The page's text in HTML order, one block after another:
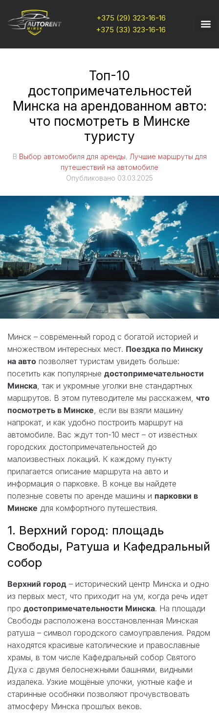
+375 (29) 323-16-16
+375 (33) 323-16-16
Топ-10
достопримечательностей
Минска на арендованном авто:
что посмотреть в Минске
туристу
В Выбор автомобиля для аренды, Лучшие маршруты для
путешествий на автомобиле
Опубликовано 03.03.2025
Минск – современный город с богатой историей и
множеством интересных мест. Поездка по Минску
на авто позволяет туристам увидеть больше:
посетить как популярные достопримечательности
Минска , так и укромные уголки вне стандартных
маршрутов. В этом путеводителе мы расскажем, что
посмотреть в Минске , если вы взяли машину
напрокат, и как удобно построить маршрут на
автомобиле. Вас ждут топ-10 мест – от известных
городских достопримечательностей до
малоизвестных локаций. К каждому пункту
прилагается описание маршрута на авто и
информация о парковке. В конце вы найдете
полезные советы по аренде машины и парковки в
Минске для комфортного путешествия.
1. Верхний город: площадь
Свободы, Ратуша и Кафедральный
собор
Верхний город – исторический центр Минска и одно
из первых мест, что приходит на ум, когда речь идет
про достопримечательности Минска. На площади
Свободы расположена восстановленная Минская
ратуша – символ городского самоуправления. Рядом
находятся красивые католические и православные
храмы, в том числе Кафедральный собор Святого
Духа с двумя белоснежными башнями, видными
издалека. Узкие мощёные улочки, уютные кафе и
старинные особняки позволяют прочувствовать
атмосферу Минска прошлых веков.